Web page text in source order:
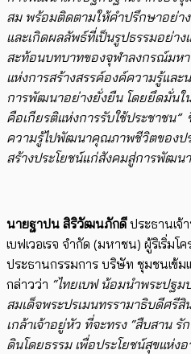
สม พร้อมติดตามให้คำปรึกษาอย่า
และเกิดผลลัพธ์ที่เป็นรูปธรรมอย่า
สะท้อนบทบาทของจุฬาลงกรณ์มห
แห่งการสร้างสรรค์องค์ความรู้และ
การพัฒนาอย่างยั่งยืน โดยยึดมั่นใ
คือเกียรติแห่งการรับใช้ประชาชน
ความรู้ไปพัฒนาคุณภาพชีวิตของป
สร้างประโยชน์แก่สังคมสู่การพัฒน
นายฐาปน สิริวัฒนภักดีประธานเจ้
เบฟเวอเรจ จำกัด (มหาชน) ผู้ริเริ่ม
ประธานกรรมการ บริษัท ชุมชนเข้ม
กล่าวว่า “ไทยเบฟ น้อมนำพระปฐม
สมเด็จพระปรเมนทรรามาธิบดีศรีสิ
เกล้าเจ้าอยู่หัว ที่จะทรง “สืบสาน
ดินโดยธรรม เพื่อประโยชน์สุขแห่ง